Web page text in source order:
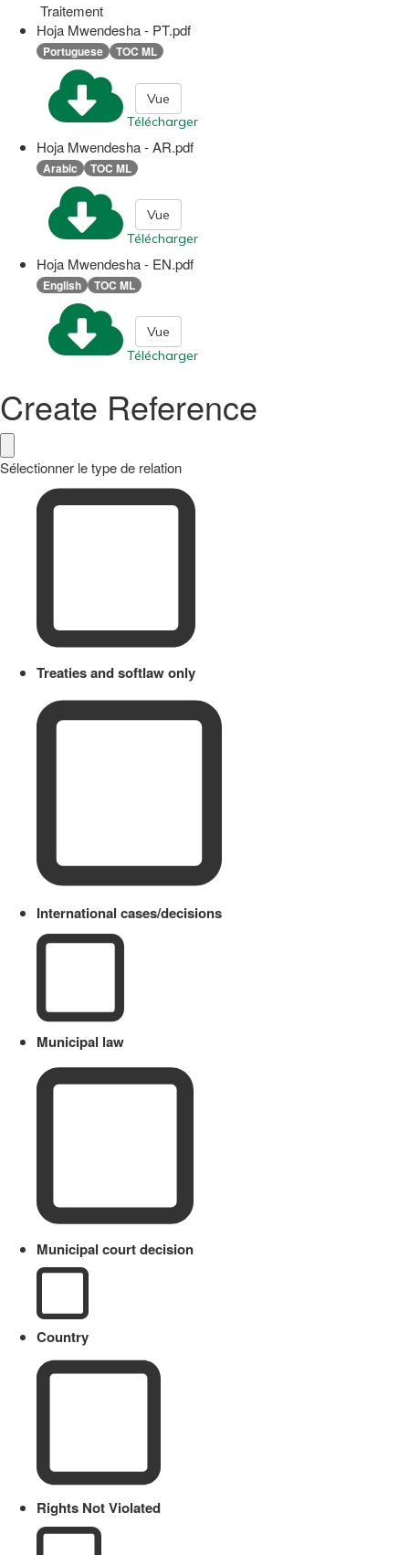
Traitement
Hoja Mwendesha - PT.pdf
Portuguese TOC ML
Télécharger
Vue
Hoja Mwendesha - AR.pdf
Arabic TOC ML
Télécharger
Vue
Hoja Mwendesha - EN.pdf
English TOC ML
Télécharger
Vue
Create Reference
Sélectionner le type de relation
Treaties and softlaw only
International cases/decisions
Municipal law
Municipal court decision
Country
Rights Not Violated